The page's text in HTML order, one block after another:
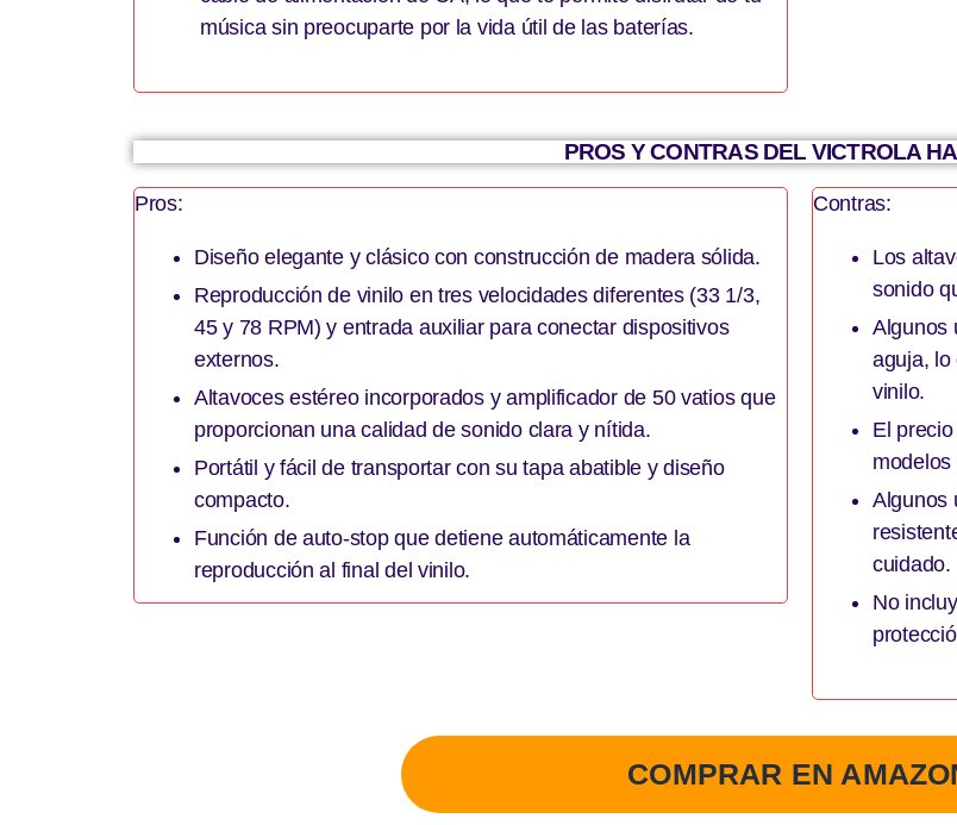
música sin preocuparte por la vida útil de las baterías.
PROS Y CONTRAS DEL VICTROLA
Pros:
Diseño elegante y clásico con construcción de madera sólida.
Reproducción de vinilo en tres velocidades diferentes (33 1/3,
45 y 78 RPM) y entrada auxiliar para conectar dispositivos
externos.
Altavoces estéreo incorporados y amplificador de 50 vatios que
proporcionan una calidad de sonido clara y nítida.
Portátil y fácil de transportar con su tapa abatible y diseño
compacto.
Función de auto-stop que detiene automáticamente la
reproducción al final del vinilo.
Contras:
Los
sonido
Algunos
aguja, lo
vinilo.
El
Algunos
cuidado.
No
COMPRAR EN